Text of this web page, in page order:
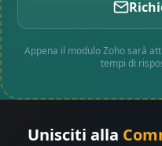
Appena il modulo Zoho sarà
tempi di
Unisciti alla